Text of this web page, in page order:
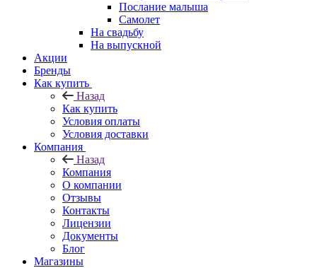
Послание малыша
Самолет
На свадьбу
На выпускной
Акции
Бренды
Как купить
Назад
Как купить
Условия оплаты
Условия доставки
Компания
Назад
Компания
О компании
Отзывы
Контакты
Лицензии
Документы
Блог
Магазины